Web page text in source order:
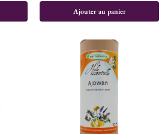
Ajouter au panier